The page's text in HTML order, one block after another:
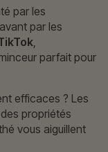
par les
par les
parfait pour
efficaces ? Les
propriétés
vous aiguillent